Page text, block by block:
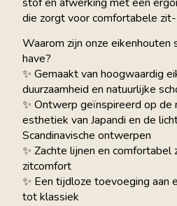
die zorgt voor comfortabele
Waarom zijn onze
have?
✨ Gemaakt van hoogwaardig
duurzaamheid en natuurlijke
✨ Ontwerp geïnspireerd op de
esthetiek van Japandi en de
Scandinavische ontwerpen
✨ Zachte lijnen en
zitcomfort
✨ Een tijdloze toevoeging aan
tot klassiek